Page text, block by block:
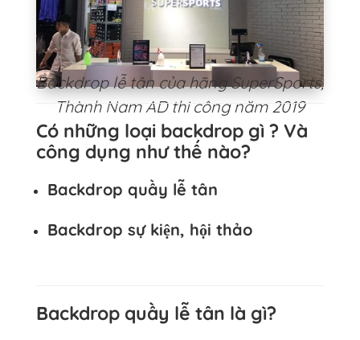
Backdrop lễ tân của hãng SuperSports,
Thành Nam AD thi công năm 2019
Có những loại backdrop gì ? Và
công dụng như thế nào?
Backdrop quầy lễ tân
Backdrop sự kiện, hội thảo
Backdrop quầy lễ tân là gì?